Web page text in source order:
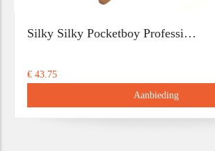
Silky Silky Pocketboy Professi…
€ 43.75
Aanbieding